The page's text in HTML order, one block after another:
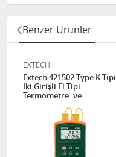
Benzer Ürünler
EXTECH
Extech 421502 Type K Tipi
İki Girişli El Tipi
Termometre. ve